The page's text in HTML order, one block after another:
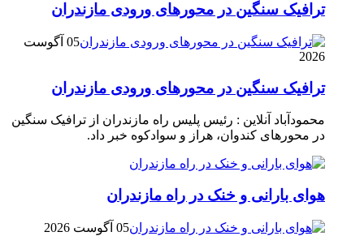
ترافیک سنگین در محور‌های ورودی مازندران
05 آگوست
2026
ترافیک سنگین در محور‌های ورودی مازندران
محمودآباد آنلاین : رئیس پلیس راه مازندران از ترافیک سنگین
در محور‌های کندوان، هراز و سوادکوه خبر داد.
هوای بارانی و خنک در راه مازندران
05 آگوست 2026